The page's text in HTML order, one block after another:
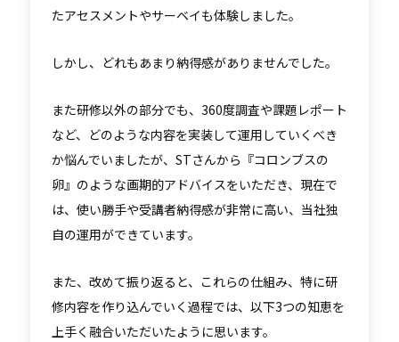
たアセスメントやサーベイも体験しました。
しかし、どれもあまり納得感がありませんでした。
また研修以外の部分でも、360度調査や課題レポート
など、どのような内容を実装して運用していくべき
か悩んでいましたが、STさんから『コロンブスの
卵』のような画期的アドバイスをいただき、現在で
は、使い勝手や受講者納得感が非常に高い、当社独
自の運用ができています。
また、改めて振り返ると、これらの仕組み、特に研
修内容を作り込んでいく過程では、以下3つの知恵を
上手く融合いただいたように思います。